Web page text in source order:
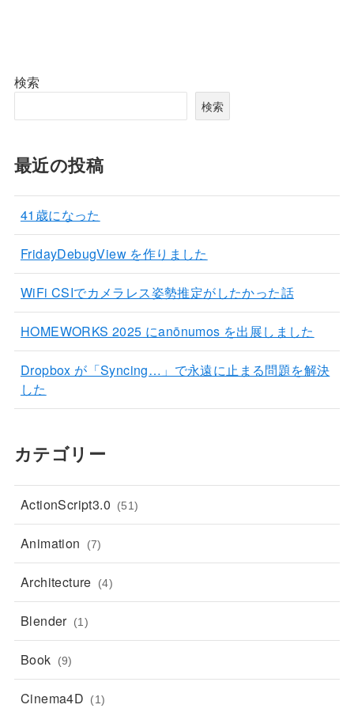
検索
検索
最近の投稿
41歳になった
FridayDebugView を作りました
WiFi CSIでカメラレス姿勢推定がしたかった話
HOMEWORKS 2025 にanōnumos を出展しました
Dropbox が「Syncing…」で永遠に止まる問題を解決
した
カテゴリー
ActionScript3.0 (51)
Animation (7)
Architecture (4)
Blender (1)
Book (9)
Cinema4D (1)